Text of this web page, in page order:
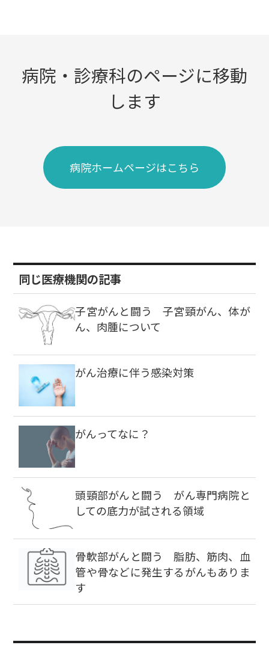
病院・診療科のページに移動
します
病院ホームページはこちら
同じ医療機関の記事
子宮がんと闘う 子宮頸がん、体が
ん、肉腫について
がん治療に伴う感染対策
がんってなに？
頭頸部がんと闘う がん専門病院と
しての底力が試される領域
骨軟部がんと闘う 脂肪、筋肉、血
管や骨などに発生するがんもありま
す